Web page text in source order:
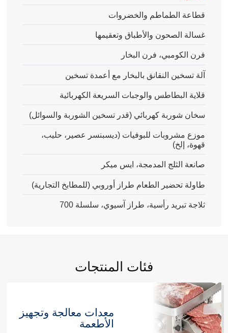
قطاعة الطماطم والخضروات
غسالة الصحون والأطباق وتعقيمها
فرن الكومبي، فرن البخار
آلة تسخين النقانق بالبخار مع أعمدة تسخين
قلاية البطاطس والوجبات السريعة الكهربائية
سخان شوربة كهربائي (قدر تسخين الشوربة والسوائل)
موزع مشروبات للبوفيات (ديسبنسر عصير، حليب،
قهوة، إلخ)
صانعة الثلج المدمجة، ايس ميكر
طاولة تحضير الطعام طراز أوروبي (للمطابخ التجارية)
ثلاجة تبريد رأسية، طراز آسيوي، سلسلة 700
فئات المنتجات
معدات معالجة وتجهيز
الأطعمة